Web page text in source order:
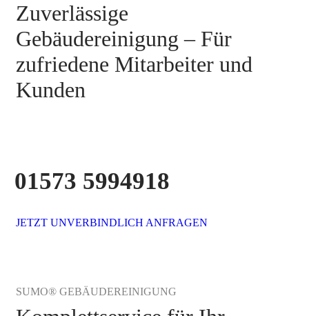
Zuverlässige
Gebäudereinigung – Für
zufriedene Mitarbeiter und
Kunden
01573 5994918
JETZT UNVERBINDLICH ANFRAGEN
SUMO® GEBÄUDEREINIGUNG